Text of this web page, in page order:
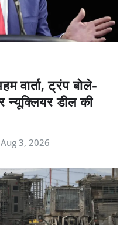
वार्ता, ट्रंप बोले-
न्यूक्लियर डील की
Aug 3, 2026